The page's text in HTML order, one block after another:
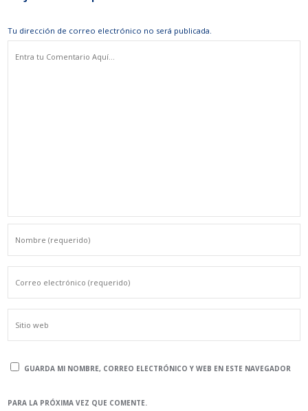
Tu dirección de correo electrónico no será publicada.
GUARDA MI NOMBRE, CORREO ELECTRÓNICO Y WEB EN ESTE NAVEGADOR
PARA LA PRÓXIMA VEZ QUE COMENTE.